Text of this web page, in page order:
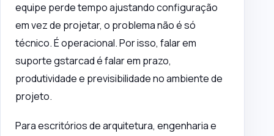
equipe perde tempo ajustando configuração
em vez de projetar, o problema não é só
técnico. É operacional. Por isso, falar em
suporte gstarcad é falar em prazo,
produtividade e previsibilidade no ambiente de
projeto.
Para escritórios de arquitetura, engenharia e